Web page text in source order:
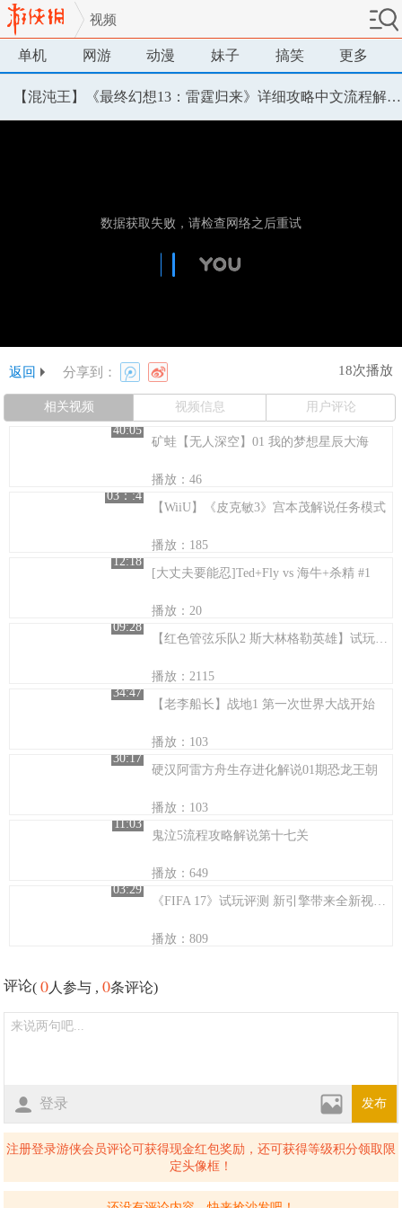
视频
单机 网游 动漫 妹子 搞笑 更多
【混沌王】《最终幻想13：雷霆归来》详细攻略中文流程解说32（第11-13天）
返回 分享到： 18次播放
相关视频 视频信息
用户评论
40:05
矿蛙【无人深空】01 我的梦想星辰大海
播放：46
03：:4
【WiiU】《皮克敏3》宫本茂解说任务模式
播放：185
12:18
[大丈夫要能忍]Ted+Fly vs 海牛+杀精 #1
播放：20
09:28
【红色管弦乐队2 斯大林格勒英雄】试玩娱乐解说
播放：2115
34:47
【老李船长】战地1 第一次世界大战开始
播放：103
30:17
硬汉阿雷方舟生存进化解说01期恐龙王朝
播放：103
11:03
鬼泣5流程攻略解说第十七关
播放：649
03:29
《FIFA 17》试玩评测 新引擎带来全新视觉体验
播放：809
评论(0 人参与 ,0条评论)
登录 发布
注册登录游侠会员评论可获得现金红包奖励，还可获得等级积分领取限
定头像框！